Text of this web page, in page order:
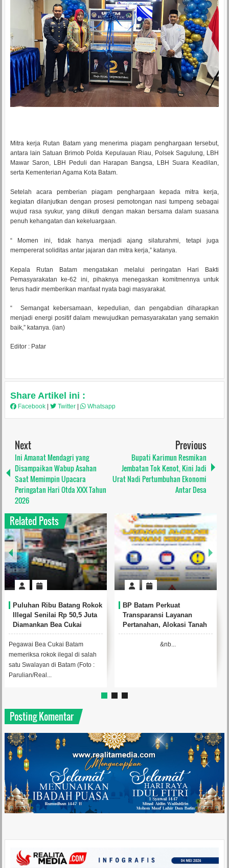
Mitra kerja Rutan Batam yang menerima piagam penghargaan tersebut,
antara lain Satuan Brimob Polda Kepulauan Riau, Polsek Sagulung, LBH
Mawar Saron, LBH Peduli dan Harapan Bangsa, LBH Suara Keadilan,
serta Kementerian Agama Kota Batam.
Setelah acara pemberian piagam penghargaan kepada mitra kerja,
kegiatan dilanjutkan dengan prosesi pemotongan nasi tumpeng sebagai
wujud rasa syukur, yang diikuti dengan makan bersama dalam suasana
penuh kehangatan dan kekeluargaan.
“ Momen ini, tidak hanya menjadi ajang silaturahmi, tetapi juga
mempererat soliditas antar jajaran dan mitra kerja,” katanya.
Kepala Rutan Batam mengatakan melalui peringatan Hari Bakti
Pemasyarakatan ke-62 ini, pihaknya menegaskan komitmennya untuk
terus hadir memberikan manfaat nyata bagi masyarakat.
“ Semangat kebersamaan, kepedulian, dan pengabdian diharapkan
menjadi energi positif dalam mewujudkan pemasyarakatan yang semakin
baik,” katanya. (ian)
Editor : Patar
Share Artikel ini :
Facebook Twitter Whatsapp
Next
Ini Amanat Mendagri yang
Disampaikan Wabup Asahan
Saat Memimpin Upacara
Peringatan Hari Otda XXX Tahun
2026
Previous
Bupati Karimun Resmikan
Jembatan Tok Kenot, Kini Jadi
Urat Nadi Pertumbuhan Ekonomi
Antar Desa
Related Posts
Puluhan Ribu Batang Rokok
Illegal Senilai Rp 50,5 Juta
Diamankan Bea Cukai
Batam
Pegawai Bea Cukai Batam
memeriksa rokok ilegal di salah
satu Swalayan di Batam (Foto :
Parulian/Real...
BP Batam Perkuat
Transparansi Layanan
Pertanahan, Alokasi Tanah
Reguler Segera Hadir
Melalui LMS
&nb...
Posting Komentar